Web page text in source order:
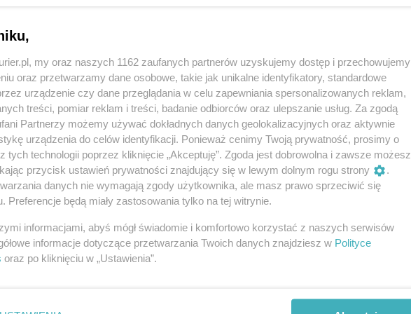
dyrekcja szpitala.
REKLAMA
i innych infekcji coraz więcej szpitali zamyka
reżimu sanitarnego. Podobnie jest
wirusowe wprowadza się całkowity zakaz
– poinformował kilka godzin temu Krzysztof
Zakładu Opieki Zdrowotnej
my oraz naszych 1162 zaufanych partnerów uzyskujemy dostęp i przechowujemy
oraz przetwarzamy dane osobowe, takie jak unikalne identyfikatory, standardowe
urządzenie czy dane przeglądania w celu zapewniania spersonalizowanych reklam,
treści, pomiar reklam i treści, badanie odbiorców oraz ulepszanie usług. Za zgodą
Partnerzy możemy używać dokładnych danych geolokalizacyjnych oraz aktywnie
urządzenia do celów identyfikacji. Ponieważ cenimy Twoją prywatność, prosimy o
tych technologii poprzez kliknięcie „Akceptuję”. Zgoda jest dobrowolna i zawsze możesz
przycisk ustawień prywatności znajdujący się w lewym dolnym rogu strony
.
danych nie wymagają zgody użytkownika, ale masz prawo sprzeciwić się
Preferencje będą miały zastosowania tylko na tej witrynie.
informacjami, abyś mógł świadomie i komfortowo korzystać z naszych serwisów
informacje dotyczące przetwarzania Twoich danych znajdziesz w Polityce
oraz po kliknięciu w „Ustawienia”.